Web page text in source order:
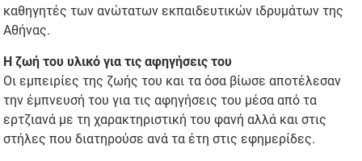
καθηγητές των ανώτατων εκπαιδευτικών ιδρυμάτων της
Αθήνας.
Η ζωή του υλικό για τις αφηγήσεις του
Οι εμπειρίες της ζωής του και τα όσα βίωσε αποτέλεσαν
την έμπνευσή του για τις αφηγήσεις του μέσα από τα
ερτζιανά με τη χαρακτηριστική του φανή αλλά και στις
στήλες που διατηρούσε ανά τα έτη στις εφημερίδες.